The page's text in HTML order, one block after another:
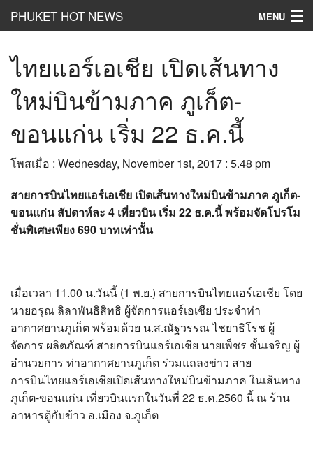
PHUKET HOT NEWS MENU
Hot Clip
Hot List
Hot Gossip
HotBusiness
เที่ยว ชิม ช๊อป
HotHealth and Beauty
อยากบอกอยากเล่า
?>
ไทยแอร์เอเชีย เปิดเส้นทาง
ใหม่บินข้ามภาค ภูเก็ต-
ขอนแก่น เริ่ม 22 ธ.ค.นี้
โพสเมื่อ : Wednesday, November 1st, 2017 : 5.48 pm
สายการบินไทยแอร์เอเชีย เปิดเส้นทางใหม่บินข้ามภาค ภูเก็ต-
ขอนแก่น สัปดาห์ละ 4 เที่ยวบิน เริ่ม 22 ธ.ค.นี้ พร้อมจัดโปรโม
ชั่นพิเศษเพียง 690 บาทเท่านั้น
เมื่อเวลา 11.00 น.วันนี้ (1 พ.ย.) สายการบินไทยแอร์เอเชีย โดย
นายอรุณ ลิลาพันธิสิทธิ ผู้จัดการแอร์เอเชีย ประจำท่า
อากาศยานภูเก็ต พร้อมด้วย น.ส.ณัฐวรรณ ไชยาธิโรช ผู้
จัดการ ผลิตภัณฑ์ สายการบินแอร์เอเชีย นายเพ็ชร ชั้นเจริญ ผู้
อำนวยการ ท่าอากาศยานภูเก็ต ร่วมแถลงข่าว สาย
การบินไทยแอร์เอเชียเปิดเส้นทางใหม่บินข้ามภาค ในเส้นทาง
ภูเก็ต-ขอนแก่น เที่ยวบินแรกในวันที่ 22 ธ.ค.2560 นี้ ณ ร้าน
อาหารตู้กับข้าว อ.เมือง จ.ภูเก็ต